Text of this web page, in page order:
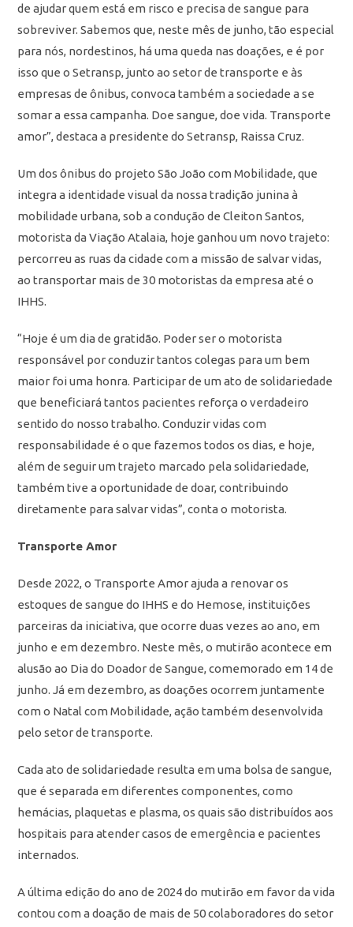
de ajudar quem está em risco e precisa de sangue para
sobreviver. Sabemos que, neste mês de junho, tão especial
para nós, nordestinos, há uma queda nas doações, e é por
isso que o Setransp, junto ao setor de transporte e às
empresas de ônibus, convoca também a sociedade a se
somar a essa campanha. Doe sangue, doe vida. Transporte
amor”, destaca a presidente do Setransp, Raissa Cruz.
Um dos ônibus do projeto São João com Mobilidade, que
integra a identidade visual da nossa tradição junina à
mobilidade urbana, sob a condução de Cleiton Santos,
motorista da Viação Atalaia, hoje ganhou um novo trajeto:
percorreu as ruas da cidade com a missão de salvar vidas,
ao transportar mais de 30 motoristas da empresa até o
IHHS.
“Hoje é um dia de gratidão. Poder ser o motorista
responsável por conduzir tantos colegas para um bem
maior foi uma honra. Participar de um ato de solidariedade
que beneficiará tantos pacientes reforça o verdadeiro
sentido do nosso trabalho. Conduzir vidas com
responsabilidade é o que fazemos todos os dias, e hoje,
além de seguir um trajeto marcado pela solidariedade,
também tive a oportunidade de doar, contribuindo
diretamente para salvar vidas”, conta o motorista.
Transporte Amor
Desde 2022, o Transporte Amor ajuda a renovar os
estoques de sangue do IHHS e do Hemose, instituições
parceiras da iniciativa, que ocorre duas vezes ao ano, em
junho e em dezembro. Neste mês, o mutirão acontece em
alusão ao Dia do Doador de Sangue, comemorado em 14 de
junho. Já em dezembro, as doações ocorrem juntamente
com o Natal com Mobilidade, ação também desenvolvida
pelo setor de transporte.
Cada ato de solidariedade resulta em uma bolsa de sangue,
que é separada em diferentes componentes, como
hemácias, plaquetas e plasma, os quais são distribuídos aos
hospitais para atender casos de emergência e pacientes
internados.
A última edição do ano de 2024 do mutirão em favor da vida
contou com a doação de mais de 50 colaboradores do setor